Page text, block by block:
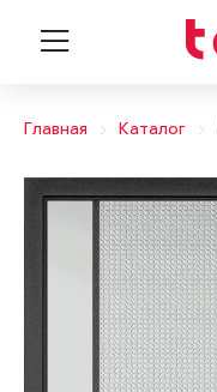
Главная Каталог